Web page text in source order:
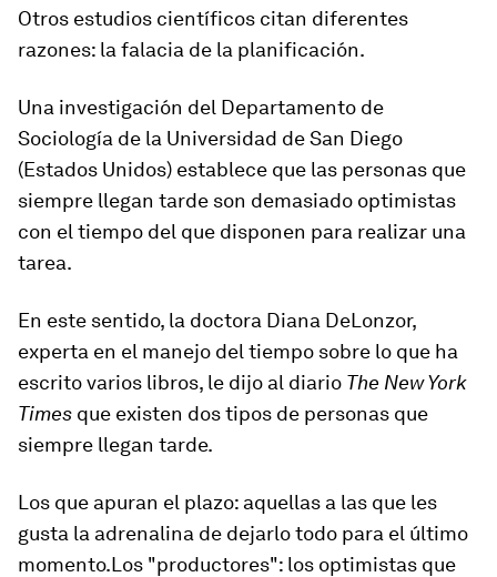
Otros estudios científicos citan diferentes
razones: la falacia de la planificación.
Una investigación del Departamento de
Sociología de la Universidad de San Diego
(Estados Unidos) establece que las personas que
siempre llegan tarde son demasiado optimistas
con el tiempo del que disponen para realizar una
tarea.
En este sentido, la doctora Diana DeLonzor,
experta en el manejo del tiempo sobre lo que ha
escrito varios libros, le dijo al diario The New York
Times que existen dos tipos de personas que
siempre llegan tarde.
Los que apuran el plazo: aquellas a las que les
gusta la adrenalina de dejarlo todo para el último
momento.Los "productores": los optimistas que